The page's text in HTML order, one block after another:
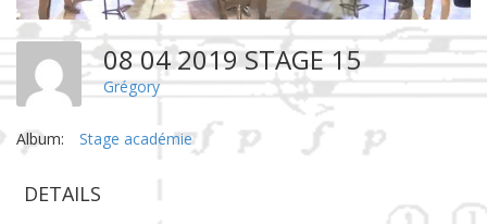
08 04 2019 STAGE 15
Grégory
Album: Stage académie
DETAILS